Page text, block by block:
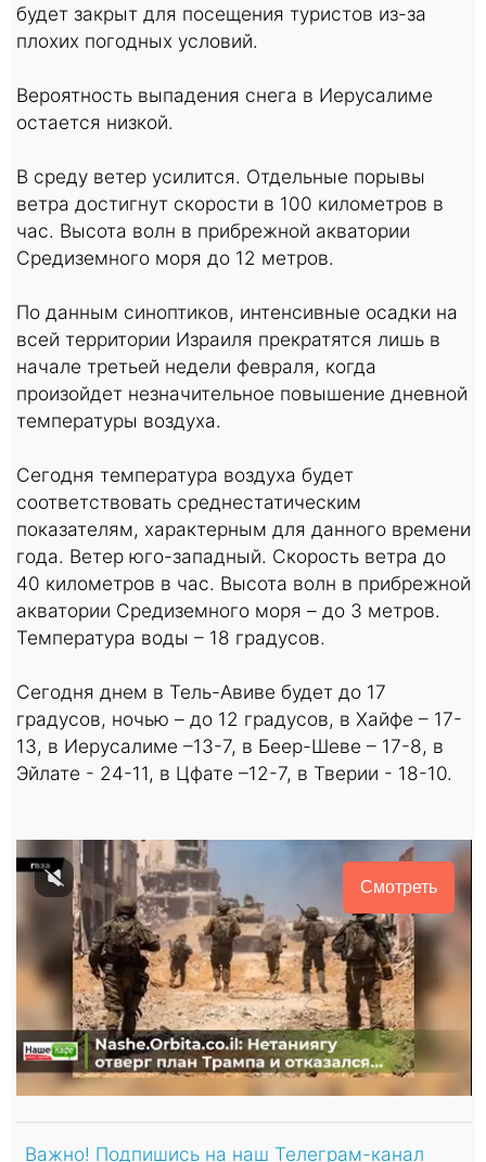
будет закрыт для посещения туристов из-за
плохих погодных условий.
Вероятность выпадения снега в Иерусалиме
остается низкой.
В среду ветер усилится. Отдельные порывы
ветра достигнут скорости в 100 километров в
час. Высота волн в прибрежной акватории
Средиземного моря до 12 метров.
По данным синоптиков, интенсивные осадки на
всей территории Израиля прекратятся лишь в
начале третьей недели февраля, когда
произойдет незначительное повышение дневной
температуры воздуха.
Сегодня температура воздуха будет
соответствовать среднестатическим
показателям, характерным для данного времени
года. Ветер юго-западный. Скорость ветра до
40 километров в час. Высота волн в прибрежной
акватории Средиземного моря – до 3 метров.
Температура воды – 18 градусов.
Сегодня днем в Тель-Авиве будет до 17
градусов, ночью – до 12 градусов, в Хайфе – 17-
13, в Иерусалиме –13-7, в Беер-Шеве – 17-8, в
Эйлате - 24-11, в Цфате –12-7, в Тверии - 18-10.
Смотреть
Важно! Подпишись на наш Телеграм-канал